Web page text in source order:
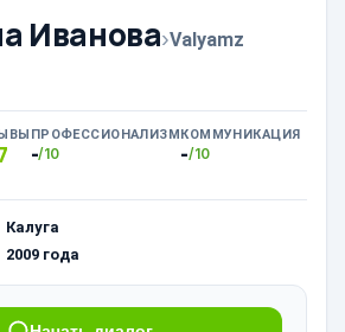
Иванова›Valyamz
ПРОФЕССИОНАЛИЗМ
-/10
КОММУНИКАЦИЯ
-/10
Калуга
2009 года